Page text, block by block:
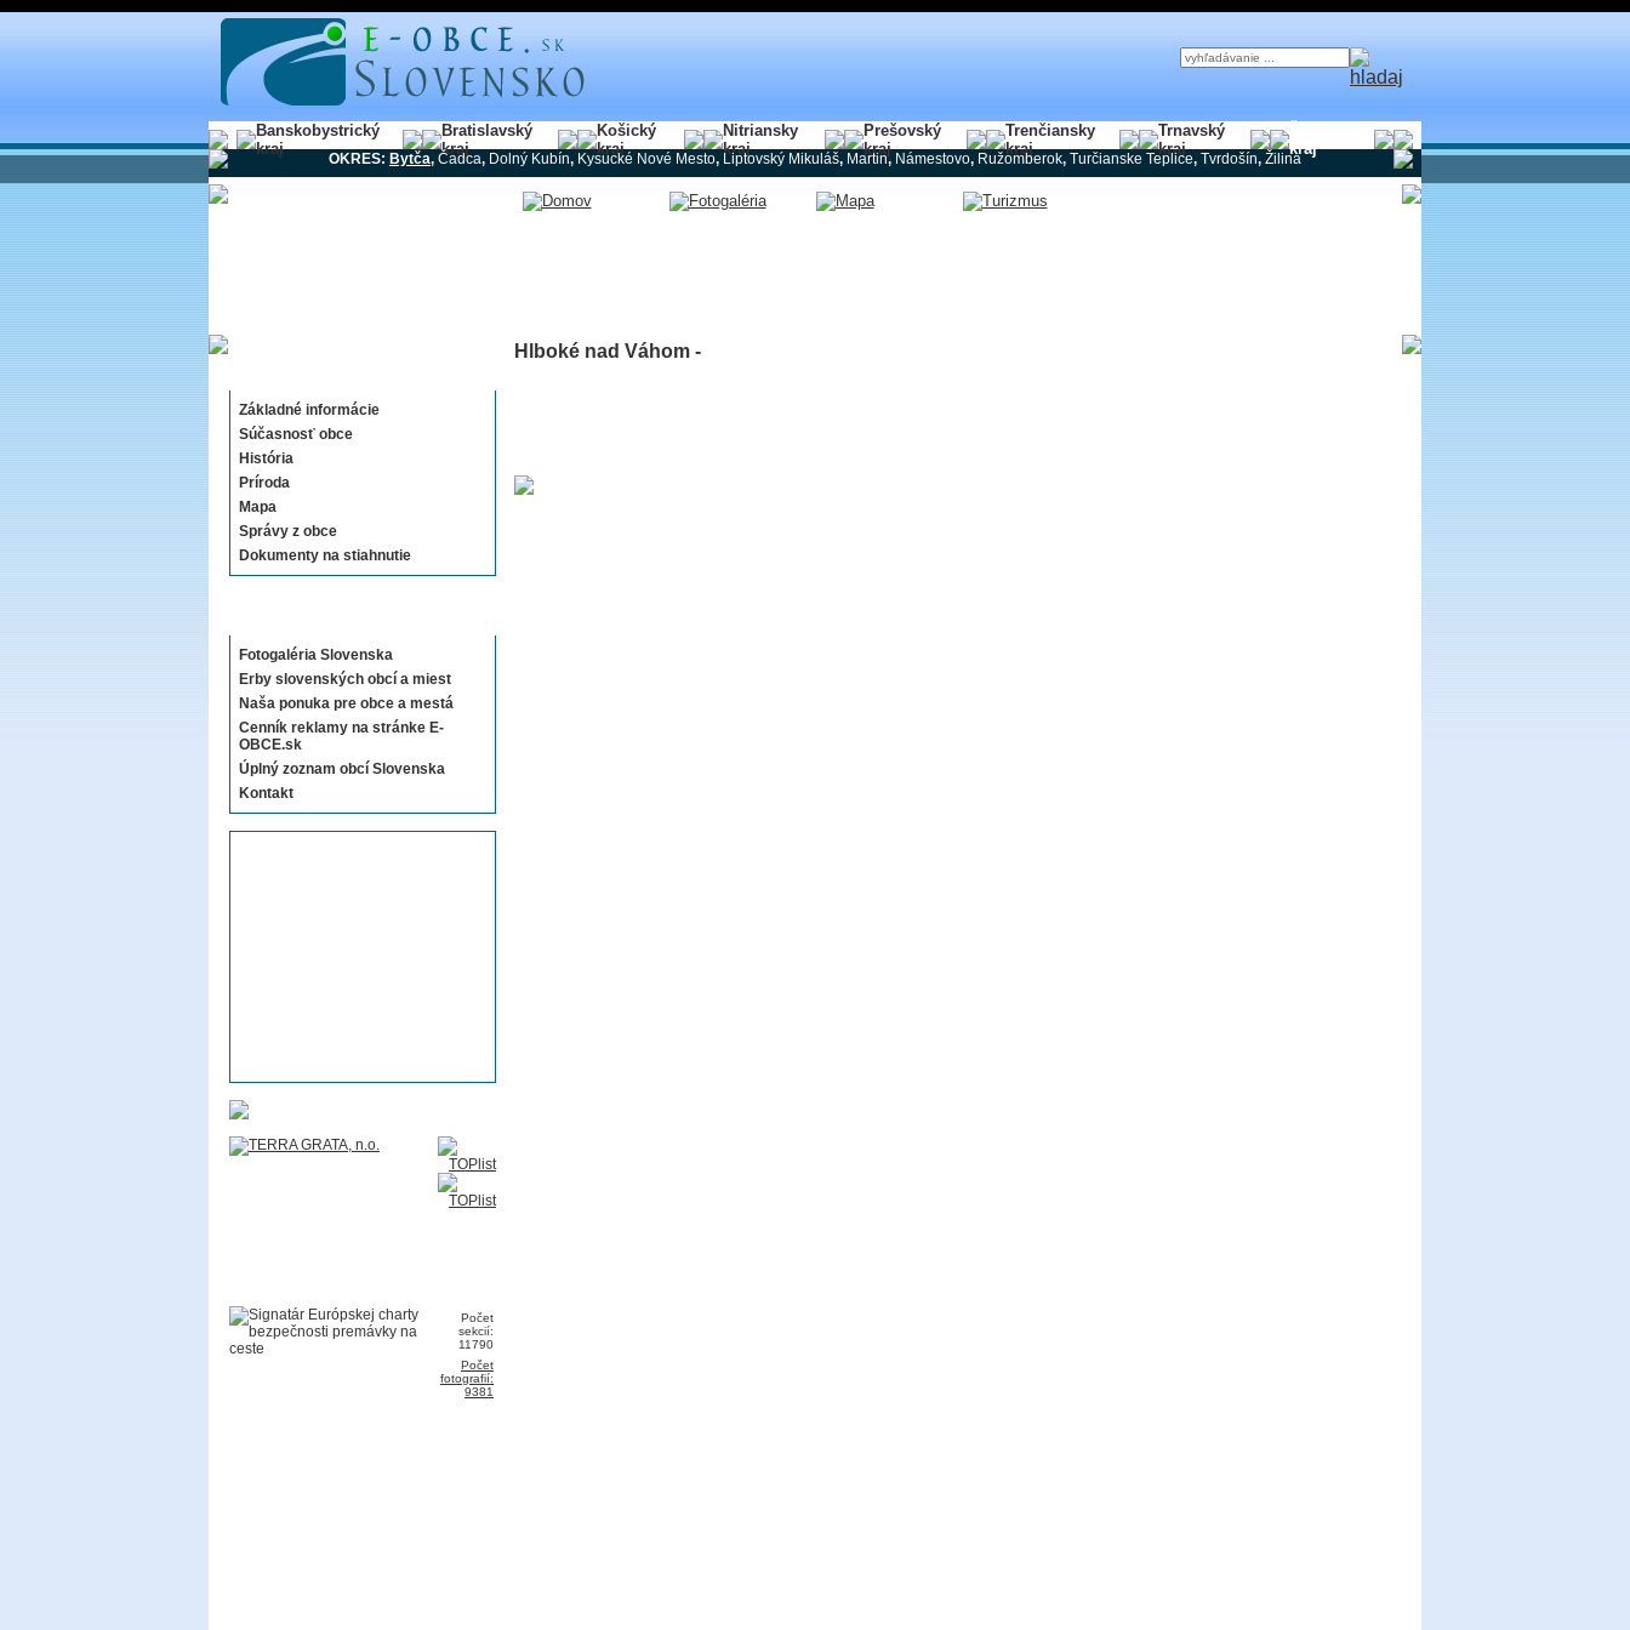
Banskobystrický
kraj
Bratislavský
kraj
Košický
kraj
Nitriansky
kraj
Prešovský
kraj
Trenčiansky
kraj
Trnavský
kraj
kraj
OKRES: Bytča, Čadca, Dolný Kubín, Kysucké Nové Mesto, Liptovský Mikuláš, Martin, Námestovo, Ružomberok, Turčianske Teplice, Tvrdošín, Žilina
Základné informácie
Súčasnosť obce
História
Príroda
Mapa
Správy z obce
Dokumenty na stiahnutie
Fotogaléria Slovenska
Erby slovenských obcí a miest
Naša ponuka pre obce a mestá
Cenník reklamy na stránke E-
OBCE.sk
Úplný zoznam obcí Slovenska
Kontakt
Počet
sekcií:
11790
Počet
fotografií:
9381
Hlboké nad Váhom -